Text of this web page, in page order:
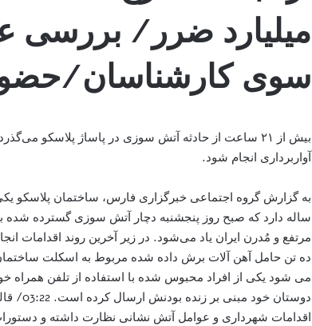
میلیارد ضرر/ بررسی
سوی کارشناسان/
بیش از ۲۱ ساعت از حادثه آتش سوزی در پاساژ پلاسکو
آواربرداری انجام شود.